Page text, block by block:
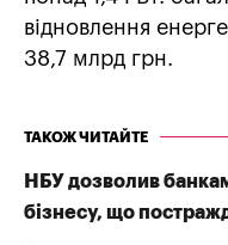
відновлення
38,7 млрд грн.
ТАКОЖ ЧИТАЙТЕ
НБУ дозволив
бізнесу, що